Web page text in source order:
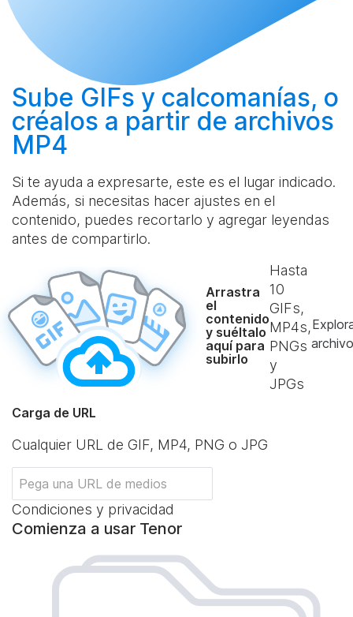
Sube GIFs y calcomanías, o
créalos a partir de archivos
MP4
Si te ayuda a expresarte, este es el lugar indicado.
Además, si necesitas hacer ajustes en el
contenido, puedes recortarlo y agregar leyendas
antes de compartirlo.
Arrastra
el
contenido
y suéltalo
aquí para
subirlo
Hasta
10
GIFs,
MP4s,
PNGs
y
JPGs
Carga de URL
Cualquier URL de GIF, MP4, PNG o JPG
Condiciones y privacidad
Comienza a usar Tenor